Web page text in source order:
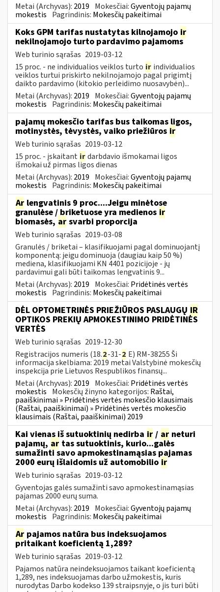
Metai (Archyvas): 2019 Mokesčiai:Gyventojų pajamų
mokestis Pagrindinis: Mokesčių pakeitimai
Koks GPM tarifas nustatytas kilnojamojo ir
nekilnojamojo turto pardavimo pajamoms
Web turinio sąrašas 2019-03-12
15 proc. - ne individualios veiklos turto ir individualios
veiklos turtui priskirto nekilnojamojo pagal prigimtį
daikto pardavimo (kitokio perleidimo nuosavybėn)...
Metai (Archyvas): 2019 Mokesčiai:Gyventojų pajamų
mokestis Pagrindinis: Mokesčių pakeitimai
pajamų mokesčio tarifas bus taikomas ligos,
motinystės, tėvystės, vaiko priežiūros ir
Web turinio sąrašas 2019-03-12
15 proc. - įskaitant irdarbdavio išmokamai ligos
išmokai už pirmas ligos dienas
Metai (Archyvas): 2019 Mokesčiai:Gyventojų pajamų
mokestis Pagrindinis: Mokesčių pakeitimai
Ar lengvatinis 9 proc....Jeigu minėtose
granulėse / briketuose yra medienos ir
biomasės, ar svarbi proporcija
Web turinio sąrašas 2019-03-08
Granulės / briketai – klasifikuojami pagal dominuojantį
komponentą: jeigu dominuoja (daugiau kaip 50 %)
mediena, klasifikuojami KN 4401 pozicijoje - jų
pardavimui gali būti taikomas lengvatinis 9...
Metai (Archyvas): 2019 Mokesčiai: Pridėtinės vertės
mokestis Pagrindinis: Mokesčių pakeitimai
DĖL OPTOMETRINĖS PRIEŽIŪROS PASLAUGŲ IR
OPTIKOS PREKIŲ APMOKESTINIMO PRIDĖTINĖS
VERTĖS
Web turinio sąrašas 2019-12-30
Registracijos numeris (18.2-31-2 E) RM-38255 Ši
informacija skelbiama: 2019 metai Valstybinė mokesčių
inspekcija prie Lietuvos Respublikos finansų...
Metai (Archyvas): 2019 Mokesčiai: Pridėtinės vertės
mokestis Mokesčių žinyno kategorijos: Raštai,
paaiškinimai » Pridėtinės vertės mokesčio klausimais
(Raštai, paaiškinimai) » Pridėtinės vertės mokesčio
klausimais (Raštai, paaiškinimai) 2019
Kai vienas iš sutuoktinių nedirba ir / ar neturi
pajamų, ar tas sutuoktinis, kurio...galės
sumažinti savo apmokestinamąsias pajamas
2000 eurų išlaidomis už automobilio ir
Web turinio sąrašas 2019-03-12
Gyventojas galės sumažinti savo apmokestinamąsias
pajamas 2000 eurų suma.
Metai (Archyvas): 2019 Mokesčiai:Gyventojų pajamų
mokestis Pagrindinis: Mokesčių pakeitimai
Ar pajamos natūra bus indeksuojamos
pritaikant koeficientą 1,289?
Web turinio sąrašas 2019-03-12
Pajamos natūra neindeksuojamos taikant koeficientą
1,289, nes indeksuojamas darbo užmokestis, kuris
nurodytas Darbo kodekso 139 straipsnyje, o jis turi būti